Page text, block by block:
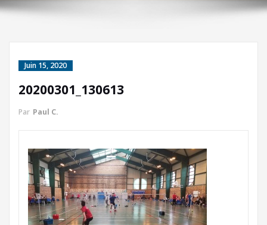
Juin 15, 2020
20200301_130613
Par Paul C.